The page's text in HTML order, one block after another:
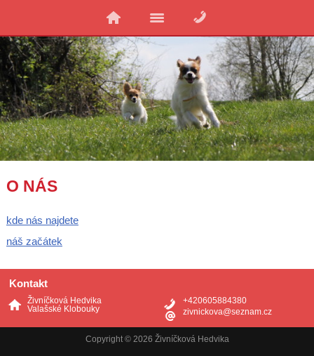
O NÁS
kde nás najdete
náš začátek
Kontakt
Živníčková Hedvika
Valašské Klobouky
+420605884380
zivnickova@seznam.cz
Copyright © 2026 Živníčková Hedvika